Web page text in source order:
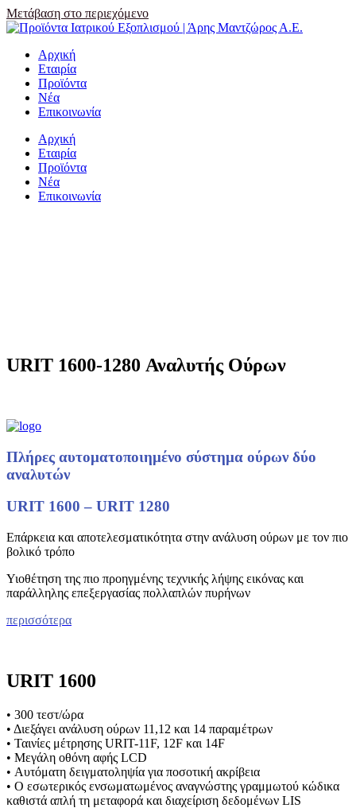
Μετάβαση στο περιεχόμενο
Αρχική
Εταιρία
Προϊόντα
Νέα
Επικοινωνία
Αρχική
Εταιρία
Προϊόντα
Νέα
Επικοινωνία
URIT 1600-1280 Αναλυτής Ούρων
Πλήρες αυτοματοποιημένο σύστημα ούρων δύο
αναλυτών
URIT 1600 – URIT 1280
Επάρκεια και αποτελεσματικότητα στην ανάλυση ούρων με τον πιο
βολικό τρόπο
Υιοθέτηση της πιο προηγμένης τεχνικής λήψης εικόνας και
παράλληλης επεξεργασίας πολλαπλών πυρήνων
περισσότερα
URIT 1600
• 300 τεστ/ώρα
• Διεξάγει ανάλυση ούρων 11,12 και 14 παραμέτρων
• Ταινίες μέτρησης URIT-11F, 12F και 14F
• Μεγάλη οθόνη αφής LCD
• Αυτόματη δειγματοληψία για ποσοτική ακρίβεια
• Ο εσωτερικός ενσωματωμένος αναγνώστης γραμμωτού κώδικα
καθιστά απλή τη μεταφορά και διαχείριση δεδομένων LIS